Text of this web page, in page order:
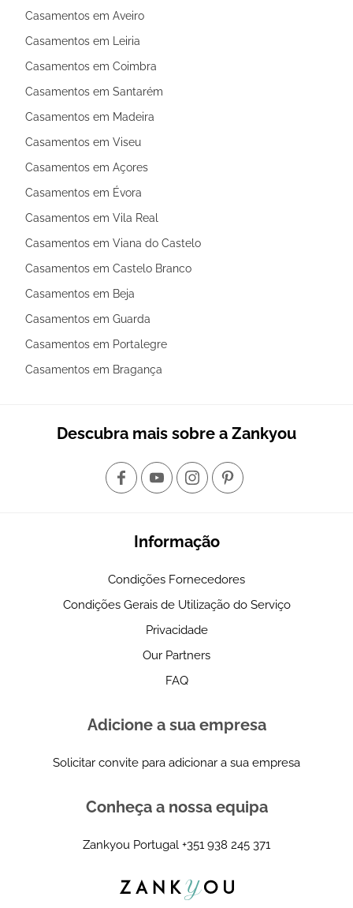
Casamentos em Aveiro
Casamentos em Leiria
Casamentos em Coimbra
Casamentos em Santarém
Casamentos em Madeira
Casamentos em Viseu
Casamentos em Açores
Casamentos em Évora
Casamentos em Vila Real
Casamentos em Viana do Castelo
Casamentos em Castelo Branco
Casamentos em Beja
Casamentos em Guarda
Casamentos em Portalegre
Casamentos em Bragança
Descubra mais sobre a Zankyou
Informação
Condições Fornecedores
Condições Gerais de Utilização do Serviço
Privacidade
Our Partners
FAQ
Adicione a sua empresa
Solicitar convite para adicionar a sua empresa
Conheça a nossa equipa
Zankyou Portugal +351 938 245 371